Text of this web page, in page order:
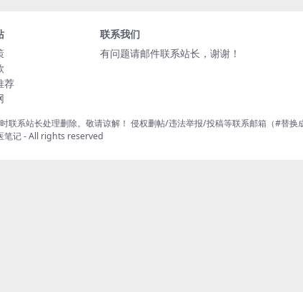
荐
联系我们
有问题请邮件联系站长，谢谢！
系站长处理删除。敬请谅解！ 侵权删帖/违法举报/投稿等联系邮箱（#替换
笔记- All rights reserved